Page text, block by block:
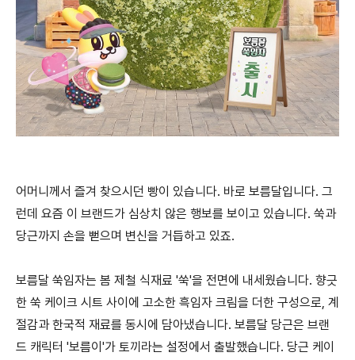
어머니께서 즐겨 찾으시던 빵이 있습니다. 바로 보름달입니다. 그
런데 요즘 이 브랜드가 심상치 않은 행보를 보이고 있습니다. 쑥과
당근까지 손을 뻗으며 변신을 거듭하고 있죠.
보름달 쑥임자는 봄 제철 식재료 '쑥'을 전면에 내세웠습니다. 향긋
한 쑥 케이크 시트 사이에 고소한 흑임자 크림을 더한 구성으로, 계
절감과 한국적 재료를 동시에 담아냈습니다. 보름달 당근은 브랜
드 캐릭터 '보름이'가 토끼라는 설정에서 출발했습니다. 당근 케이